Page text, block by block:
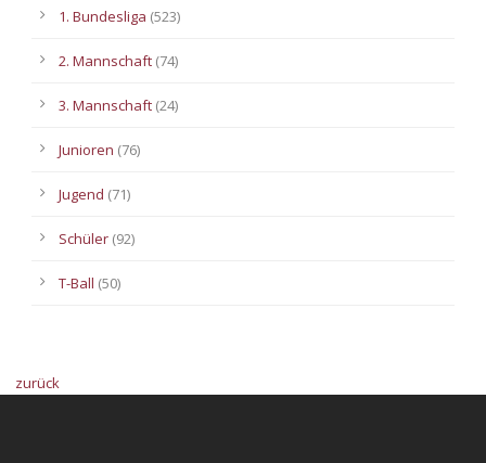
1. Bundesliga (523)
2. Mannschaft (74)
3. Mannschaft (24)
Junioren (76)
Jugend (71)
Schüler (92)
T-Ball (50)
zurück